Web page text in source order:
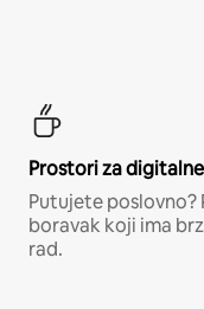
Prostori za
Putujete
boravak koji ima
rad.